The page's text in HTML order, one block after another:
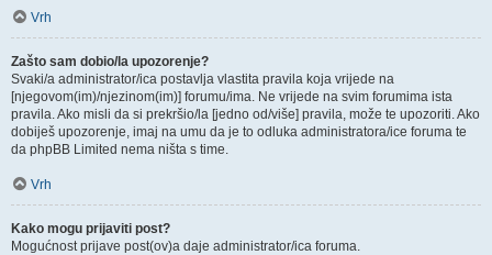
Vrh
Zašto sam dobio/la upozorenje?
Svaki/a administrator/ica postavlja vlastita pravila koja vrijede na
[njegovom(im)/njezinom(im)] forumu/ima. Ne vrijede na svim forumima ista
pravila. Ako misli da si prekršio/la [jedno od/više] pravila, može te upozoriti. Ako
dobiješ upozorenje, imaj na umu da je to odluka administratora/ice foruma te
da phpBB Limited nema ništa s time.
Vrh
Kako mogu prijaviti post?
Mogućnost prijave post(ov)a daje administrator/ica foruma.